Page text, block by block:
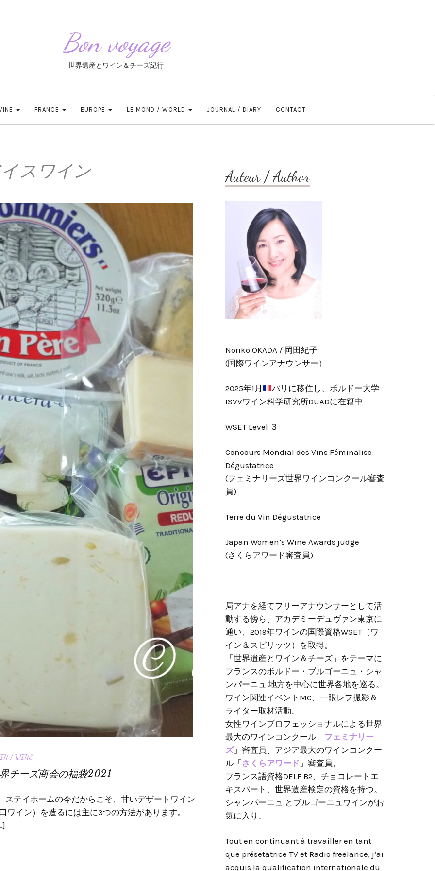
Bon voyage
世界遺産とワイン＆チーズ紀行
FRANCE EUROPE LE MOND / WORLD JOURNAL / DIARY CONTACT
スワイン
/ WINE
チーズ商会の福袋2021
テイホームの今だからこそ、甘いデザートワイン
イン）を造るには主に3つの方法があります。
Auteur / Author
Noriko OKADA / 岡田紀子
(国際ワインアナウンサー）
2025年1月
パリに移住し、ボルドー大学
ISVVワイン科学研究所DUADに在籍中
WSET Level ３
Concours Mondial des Vins Féminalise
Dégustatrice
(フェミナリーズ世界ワインコンクール審査
員)
Terre du Vin Dégustatrice
Japan Women’s Wine Awards judge
(さくらアワード審査員)
局アナを経てフリーアナウンサーとして活
動する傍ら、アカデミーデュヴァン東京に
通い、2019年ワインの国際資格WSET（ワ
イン＆スピリッツ）を取得。
「世界遺産とワイン＆チーズ」をテーマに
フランスのボルドー・ブルゴーニュ・シャ
ンパーニュ 地方を中心に世界各地を巡る。
ワイン関連イベントMC、一眼レフ撮影＆
ライター取材活動。
女性ワインプロフェッショナルによる世界
最大のワインコンクール「フェミナリー
ズ」審査員、アジア最大のワインコンクー
ル「さくらアワード 」審査員。
フランス語資格DELF B2、チョコレートエ
キスパート、世界遺産検定の資格を持つ。
シャンパーニュ とブルゴーニュワインがお
気に入り。
Tout en continuant à travailler en tant
que présetatrice TV et Radio freelance, j’ai
acquis la qualification internationale du